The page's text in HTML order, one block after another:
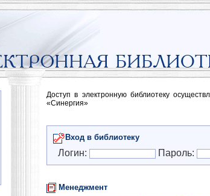
Доступ в электронную библиотеку
«Синергия»
Вход в библиотеку
Логин: Пароль:
Менеджмент